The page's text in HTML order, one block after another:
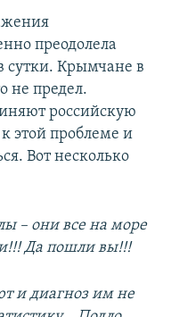
преодолела
сутки. Крымчане в
не предел.
российскую
этой проблеме и
Вот несколько
– они все на море
Да пошли вы!!!
и диагноз им не